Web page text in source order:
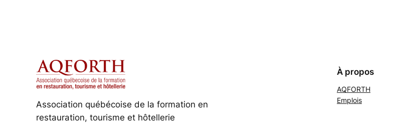
Association québécoise de la formation en
restauration, tourisme et hôtellerie
À propos
AQFORTH
Emplois